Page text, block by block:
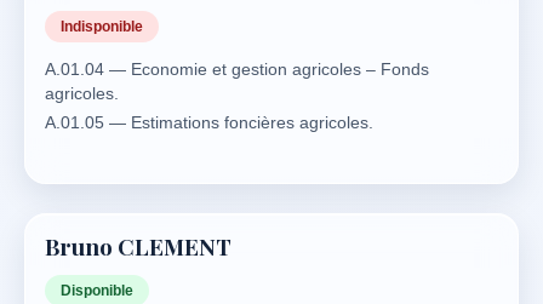
Indisponible
A.01.04 — Economie et gestion agricoles – Fonds
agricoles.
A.01.05 — Estimations foncières agricoles.
Bruno CLEMENT
Disponible